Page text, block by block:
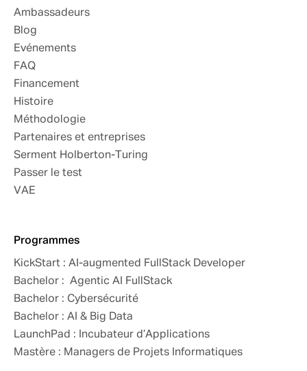
Ambassadeurs
Blog
Evénements
FAQ
Financement
Histoire
Méthodologie
Partenaires et entreprises
Serment Holberton-Turing
Passer le test
VAE
Programmes
KickStart : AI-augmented FullStack Developer
Bachelor : Agentic AI FullStack
Bachelor : Cybersécurité
Bachelor : AI & Big Data
LaunchPad : Incubateur d’Applications
Mastère : Managers de Projets Informatiques